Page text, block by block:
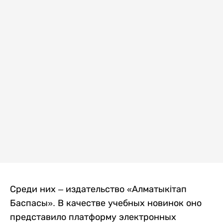
Среди них – издательство «Алматыкiтап
Баспасы». В качестве учебных новинок оно
представило платформу электронных